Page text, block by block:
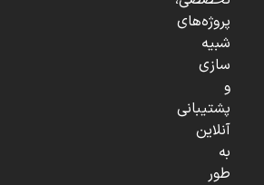
پروژه‌های
شبیه
سازی
و
پشتیبانی
آنلاین
به
طور